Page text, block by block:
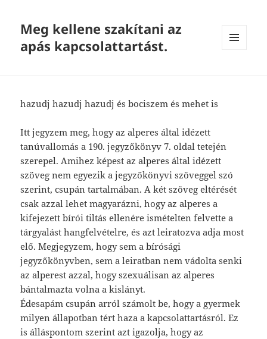
Meg kellene szakítani az
apás kapcsolattartást.
hazudj hazudj hazudj és bociszem és mehet is
Itt jegyzem meg, hogy az alperes által idézett
tanúvallomás a 190. jegyzőkönyv 7. oldal tetején
szerepel. Amihez képest az alperes által idézett
szöveg nem egyezik a jegyzőkönyvi szöveggel szó
szerint, csupán tartalmában. A két szöveg eltérését
csak azzal lehet magyarázni, hogy az alperes a
kifejezett bírói tiltás ellenére ismételten felvette a
tárgyalást hangfelvételre, és azt leiratozva adja most
elő. Megjegyzem, hogy sem a bírósági
jegyzőkönyvben, sem a leiratban nem vádolta senki
az alperest azzal, hogy szexuálisan az alperes
bántalmazta volna a kislányt.
Édesapám csupán arról számolt be, hogy a gyermek
milyen állapotban tért haza a kapcsolattartásról. Ez
is álláspontom szerint azt igazolja, hogy az